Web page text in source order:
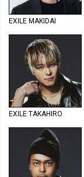
EXILE MAKIDAI
EXILE TAKAHIRO